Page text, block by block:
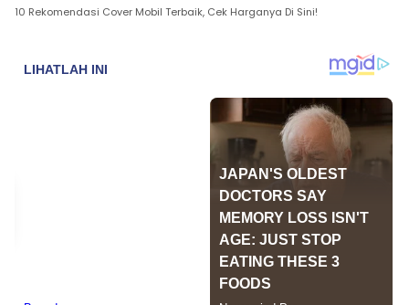
10 Rekomendasi Cover Mobil Terbaik, Cek Harganya Di Sini!